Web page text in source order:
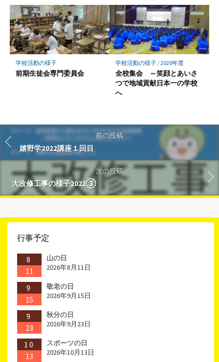
学校活動の様子
前期生徒会専門委員会
学校活動の様子/2020年度
全校集会 ～笑顔とあいさ
つで地域貢献日本一の学校
へ
前の投稿
嬉野学2022講座１回目
次の投稿
大改修工事の様子2022③
行事予定
8
11
山の日
2026年8月11日
9
15
敬老の日
2026年9月15日
9
23
秋分の日
2026年9月23日
10
13
スポーツの日
2026年10月13日